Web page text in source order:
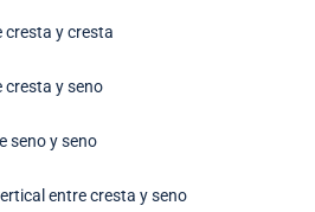
cresta y cresta
cresta y seno
seno y seno
entre cresta y seno